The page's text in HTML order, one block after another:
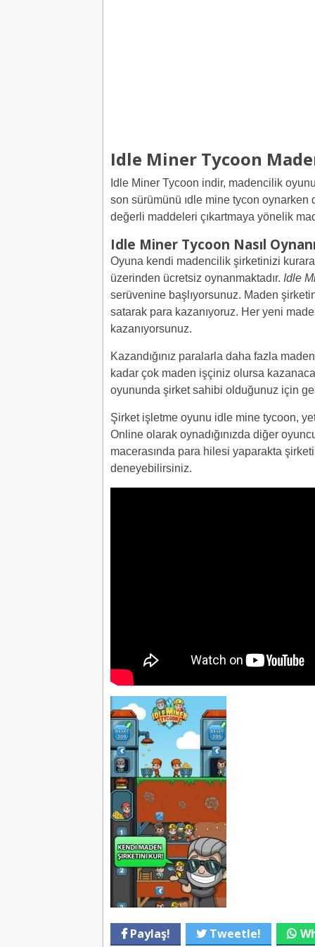
Idle Miner Tycoon
Idle Miner Tycoon indir, madencilik
son sürümünü ıdle mine tycon
değerli maddeleri çıkartmaya yönelik
Idle Miner Tycoon Nasıl
Oyuna kendi madencilik şirketinizi
üzerinden ücretsiz oynanmaktadır. Idle
serüvenine başlıyorsunuz. Maden
satarak para kazanıyoruz. Her yeni
kazanıyorsunuz.
Kazandığınız paralarla daha fazla
kadar çok maden işçiniz olursa
oyununda şirket sahibi olduğunuz için
Şirket işletme oyunu idle mine tycoon,
Online olarak oynadığınızda diğer
macerasında para hilesi yaparakta
deneyebilirsiniz.
Paylaş! Tweetle!